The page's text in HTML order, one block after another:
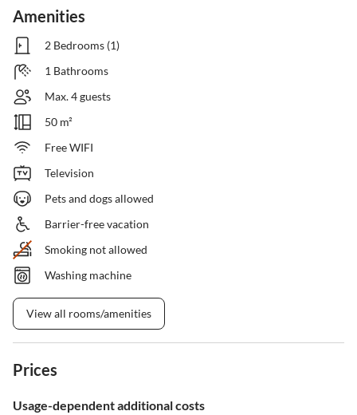
Amenities
2 Bedrooms (1)
1 Bathrooms
Max. 4 guests
50 m²
Free WIFI
Television
Pets and dogs allowed
Barrier-free vacation
Smoking not allowed
Washing machine
View all rooms/amenities
Prices
Usage-dependent additional costs